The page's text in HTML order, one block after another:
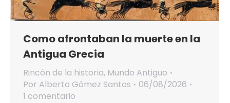
Como afrontaban la muerte en la
Antigua Grecia
Rincón de la historia, Mundo Antiguo
Por Alberto Gómez Santos
06/08/2026
1 comentario